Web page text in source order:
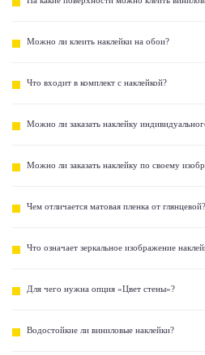
Можно ли клеить наклейки на обои?
Что входит в комплект с наклейкой?
Можно ли заказать наклейку
Можно ли заказать наклейку по своему
Чем отличается матовая пленка от глянцевой?
Что означает зеркальное изображение
Для чего нужна опция «Цвет стены»?
Водостойкие ли виниловые наклейки?